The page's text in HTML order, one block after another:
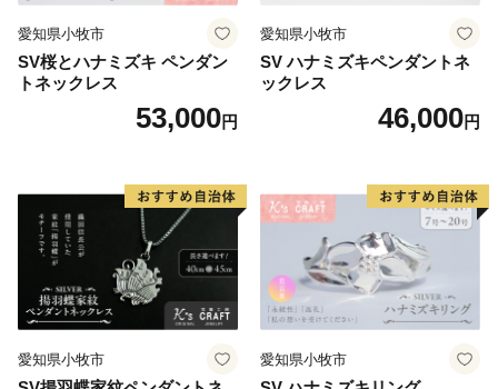
愛知県小牧市
SV桜とハナミズキ ペンダン
トネックレス
53,000円
愛知県小牧市
SV ハナミズキペンダントネ
ックレス
46,000円
愛知県小牧市 愛知県小牧市